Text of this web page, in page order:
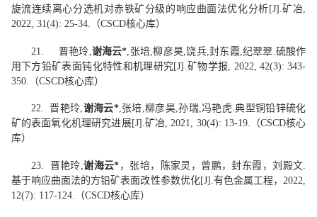
旋流连续离心分选机对赤铁矿分级的响应曲面法优化分析[J]. 矿冶
2022, 31(4): 25-34.
（CSCD核心库）
21. 晋艳玲 谢海云* 张培 ,柳彦昊 ,饶兵, 封东霞 纪翠翠 硫酸作
用下方铅矿表面钝化特性和机理研究[J]. 矿物学报 , 2022, 42(3): 343-
350.
（CSCD核心库）
22. 晋艳玲,谢海云*,张培,柳彦昊,孙瑞,冯艳虎.典型铜铅锌硫化
矿的表面氧化机理研究进展[J].矿冶, 2021, 30(4): 13-19. （CSCD核心
库）
23. 晋艳玲,谢海云* ，张培，陈家灵，曾鹏，封东霞，刘殿文.
基于响应曲面法的方铅矿表面改性参数优化[J].有色金属工程，2022,
12(7): 117-124. （CSCD核心库）